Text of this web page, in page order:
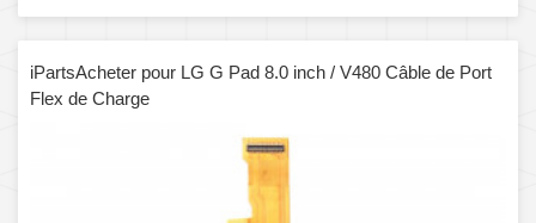
iPartsAcheter pour LG G Pad 8.0 inch / V480 Câble de Port
Flex de Charge